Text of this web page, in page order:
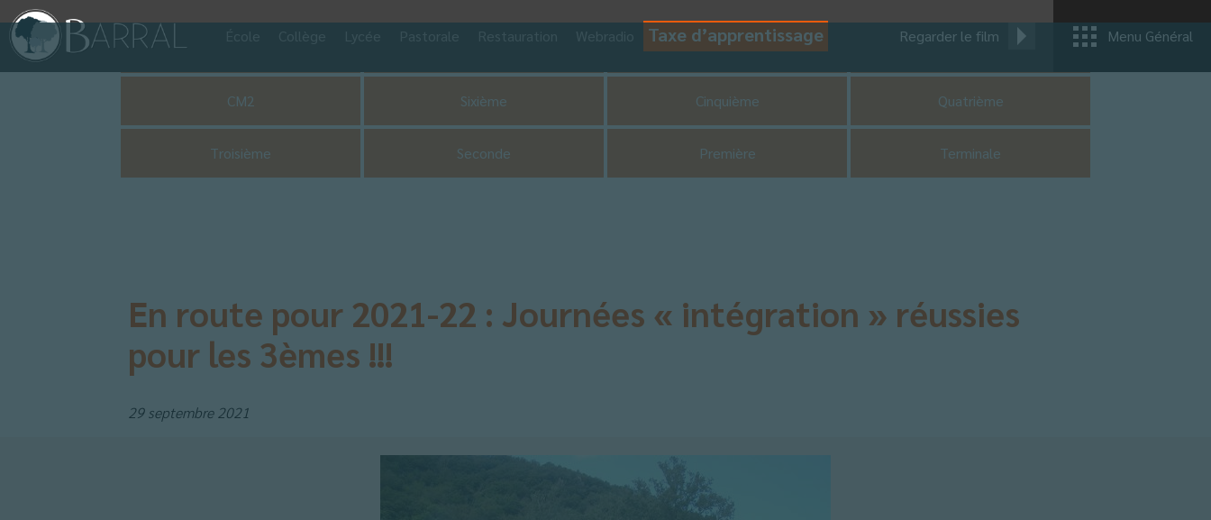
Taxe d’apprentissage Regarder le film Menu Général
UNSS
CM2 Sixième Cinquième Quatrième
Troisième Seconde Première Terminale
En route pour 2021-22 : Journées « intégration » réussies
pour les 3èmes !!!
29 septembre 2021